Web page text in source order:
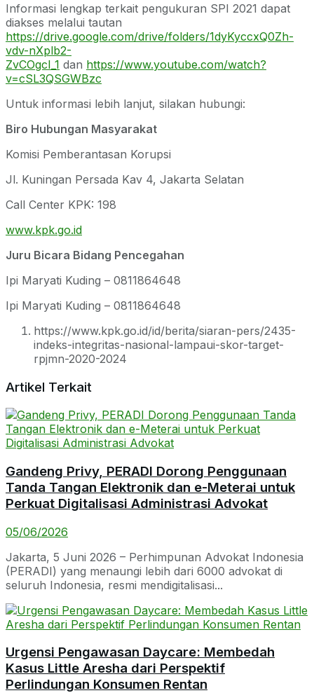
Informasi lengkap terkait pengukuran SPI 2021 dapat
diakses melalui tautan
https://drive.google.com/drive/folders/1dyKyccxQ0Zh-
vdv-nXplb2-
ZvCOgcI_1 dan https://www.youtube.com/watch?
v=cSL3QSGWBzc
Untuk informasi lebih lanjut, silakan hubungi:
Biro Hubungan Masyarakat
Komisi Pemberantasan Korupsi
Jl. Kuningan Persada Kav 4, Jakarta Selatan
Call Center KPK: 198
www.kpk.go.id
Juru Bicara Bidang Pencegahan
Ipi Maryati Kuding – 0811864648
Ipi Maryati Kuding – 0811864648
https://www.kpk.go.id/id/berita/siaran-pers/2435-
indeks-integritas-nasional-lampaui-skor-target-
rpjmn-2020-2024
Artikel Terkait
Gandeng Privy, PERADI Dorong Penggunaan
Tanda Tangan Elektronik dan e-Meterai untuk
Perkuat Digitalisasi Administrasi Advokat
05/06/2026
Jakarta, 5 Juni 2026 – Perhimpunan Advokat Indonesia
(PERADI) yang menaungi lebih dari 6000 advokat di
seluruh Indonesia, resmi mendigitalisasi...
Urgensi Pengawasan Daycare: Membedah
Kasus Little Aresha dari Perspektif
Perlindungan Konsumen Rentan